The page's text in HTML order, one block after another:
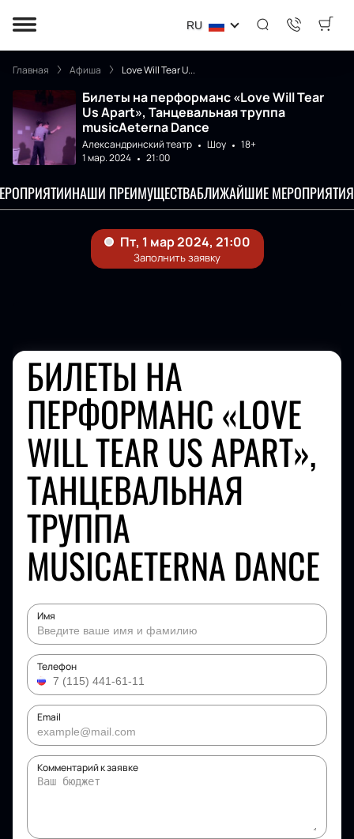
RU
Главная Афиша Love Will Tear U...
Билеты на перформанс «Love Will Tear
Us Apart», Танцевальная труппа
musicAeterna Dance
Александринский театр Шоу
18+
1 мар. 2024
21:00
НАШИ ПРЕИМУЩЕСТВАБЛИЖАЙШИЕ МЕРОПРИЯТИЯ
БИЛЕТЫ НА
ПЕРФОРМАНС «LOVE
WILL TEAR US APART»,
ТАНЦЕВАЛЬНАЯ
ТРУППА
MUSICAETERNA DANCE
Имя
Телефон
Email
Комментарий к заявке